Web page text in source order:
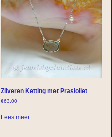
Zilveren Ketting met Prasioliet
€63,00
Lees meer